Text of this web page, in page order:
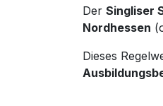
Der Singliser
Nordhessen
Dieses